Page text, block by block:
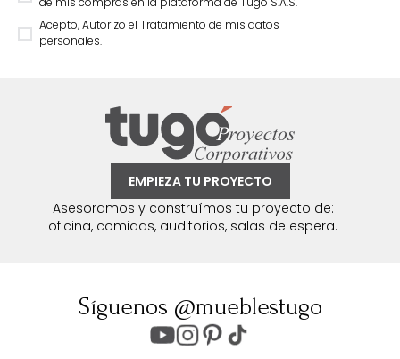
Acepto, Autorizo el Tratamiento de mis datos
personales.
EMPIEZA TU PROYECTO
Asesoramos y construímos tu proyecto de:
oficina, comidas, auditorios, salas de espera.
Síguenos @mueblestugo